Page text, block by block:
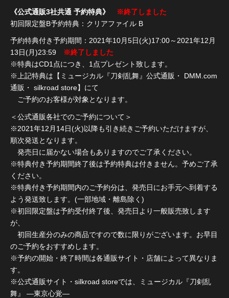
《公式通販3社共通 予約特典》
※終了しました
初回限定盤B予約特典：クリアファイル B
予約特典付き予約期間：2021年10月5日(火)17:00～2021年12月
13日(月)23:59
※終了しました
※特典はCD1点につき、1点プレゼント致します。
※上記特典は【ミュージカル『刀剣乱舞』公式通販・ DMM.com
通販・ silkroad store】にて
ご予約のお客様が対象となります。
＜公式通販各社でのご予約について＞
※2021年12月14日(火)以降も引き続きご予約いただけますが、
順次発送となります。
発売日に届かない場合もありますのでご了承ください。
※特典付き予約期間終了後は予約特典は付きません。予めご了承
ください。
※特典付き予約期間内のご予約分は、発売日にお手元へ到着する
よう発送致します。(一部地域・離島除く)
※初回限定盤は予約受付終了後、発売日より一般販売致します
が、
初回生産分のみの商品ですので数に限りがございます。お早目
のご予約をおすすめします。
※予約の開始・終了時間は各通販サイト・店舗によって異なりま
す。
※公式通販サイト・silkroad storeでは、ミュージカル『刀剣乱
舞』 ―東京心覚―